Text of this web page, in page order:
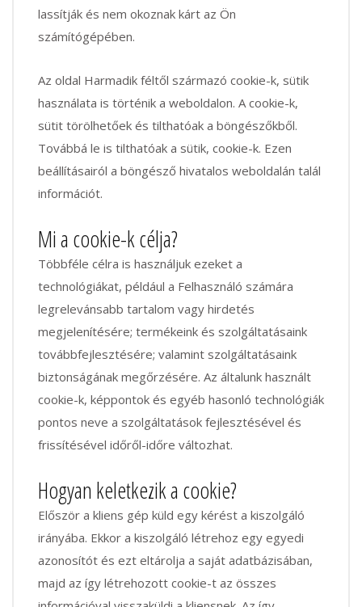
lassítják és nem okoznak kárt az Ön
számítógépében.
Az oldal Harmadik féltől származó cookie-k, sütik
használata is történik a weboldalon. A cookie-k,
sütit törölhetőek és tilthatóak a böngészőkből.
Továbbá le is tilthatóak a sütik, cookie-k. Ezen
beállításairól a böngésző hivatalos weboldalán talál
információt.
Mi a cookie-k célja?
Többféle célra is használjuk ezeket a
technológiákat, például a Felhasználó számára
legrelevánsabb tartalom vagy hirdetés
megjelenítésére; termékeink és szolgáltatásaink
továbbfejlesztésére; valamint szolgáltatásaink
biztonságának megőrzésére. Az általunk használt
cookie-k, képpontok és egyéb hasonló technológiák
pontos neve a szolgáltatások fejlesztésével és
frissítésével időről-időre változhat.
Hogyan keletkezik a cookie?
Először a kliens gép küld egy kérést a kiszolgáló
irányába. Ekkor a kiszolgáló létrehoz egy egyedi
azonosítót és ezt eltárolja a saját adatbázisában,
majd az így létrehozott cookie-t az összes